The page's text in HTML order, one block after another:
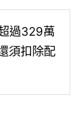
過329萬
須扣除配